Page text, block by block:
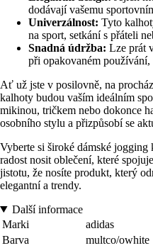
dodávají vašemu
Univerzálnost: Tyto
na sport, setkání s přáteli
Snadná údržba: Lze prát
při opakovaném
Ať už jste v posilovně, na
kalhoty budou vaším ideálním
mikinou, tričkem nebo dokonce
osobního stylu a přizpůsobí se
Vyberte si široké dámské
radost nosit oblečení, které
jistotu, že nosíte produkt, který
elegantní a trendy.
Další informace
Marki
adidas
Barva
multco/owhite